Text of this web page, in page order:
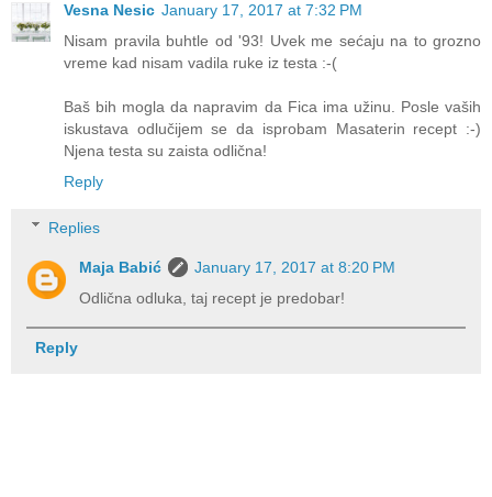
Vesna Nesic January 17, 2017 at 7:32 PM
Nisam pravila buhtle od '93! Uvek me sećaju na to grozno
vreme kad nisam vadila ruke iz testa :-(
Baš bih mogla da napravim da Fica ima užinu. Posle vaših
iskustava odlučijem se da isprobam Masaterin recept :-)
Njena testa su zaista odlična!
Reply
Replies
Maja Babić
January 17, 2017 at 8:20 PM
Odlična odluka, taj recept je predobar!
Reply